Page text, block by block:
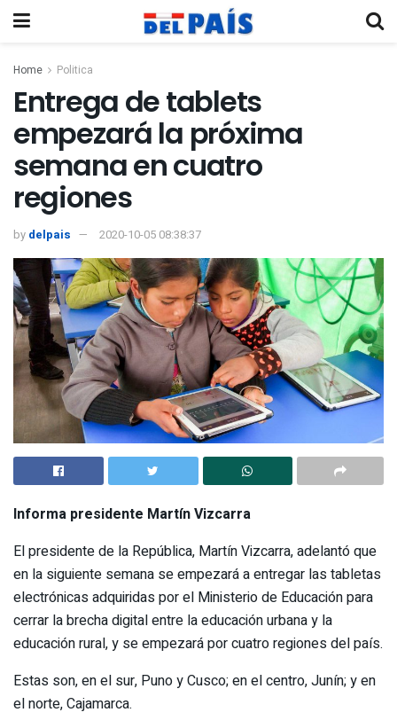
Home Politica
Entrega de tablets
empezará la próxima
semana en cuatro
regiones
by delpais 2020-10-05 08:38:37
Informa presidente Martín Vizcarra
El presidente de la República, Martín Vizcarra, adelantó que
en la siguiente semana se empezará a entregar las tabletas
electrónicas adquiridas por el Ministerio de Educación para
cerrar la brecha digital entre la educación urbana y la
educación rural, y se empezará por cuatro regiones del país.
Estas son, en el sur, Puno y Cusco; en el centro, Junín; y en
el norte, Cajamarca.